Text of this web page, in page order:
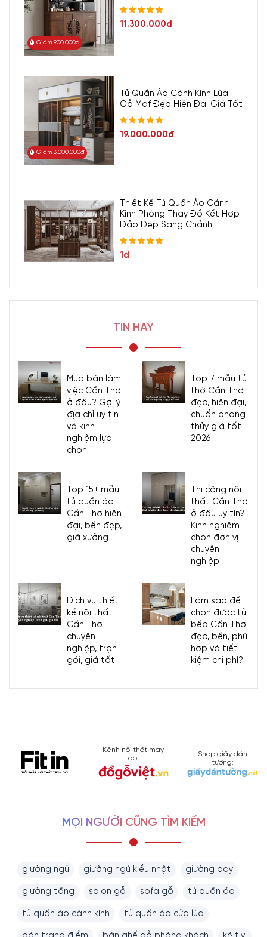
Giảm 900.000đ
11.300.000đ
Giảm 3.000.000đ
Tủ Quần Áo Cánh Kính Lùa
Gỗ Mdf Đẹp Hiện Đại Giá Tốt
19.000.000đ
Thiết Kế Tủ Quần Áo Cánh
Kính Phòng Thay Đồ Kết Hợp
Đảo Đẹp Sang Chảnh
1đ
TIN HAY
Mua bàn làm
việc Cần Thơ
ở đâu? Gợi ý
địa chỉ uy tín
và kinh
nghiệm lựa
chọn
Top 7 mẫu tủ
thờ Cần Thơ
đẹp, hiện đại,
chuẩn phong
thủy giá tốt
2026
Top 15+ mẫu
tủ quần áo
Cần Thơ hiện
đại, bền đẹp,
giá xưởng
Thi công nội
thất Cần Thơ
ở đâu uy tín?
Kinh nghiệm
chọn đơn vị
chuyên
nghiệp
Dịch vụ thiết
kế nội thất
Cần Thơ
chuyên
nghiệp, trọn
gói, giá tốt
Làm sao để
chọn được tủ
bếp Cần Thơ
đẹp, bền, phù
hợp và tiết
kiệm chi phí?
Kênh nội thất may
đo:
Shop giấy dán
tường:
MỌI NGƯỜI CŨNG TÌM KIẾM
giường ngủ giường ngủ kiểu nhật giường bay
giường tầng salon gỗ sofa gỗ tủ quần áo
tủ quần áo cánh kính tủ quần áo cửa lùa